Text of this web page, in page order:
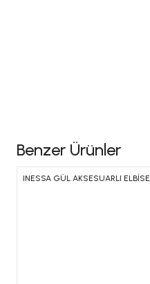
Benzer Ürünler
INESSA GÜL AKSESUARLI ELBİSE